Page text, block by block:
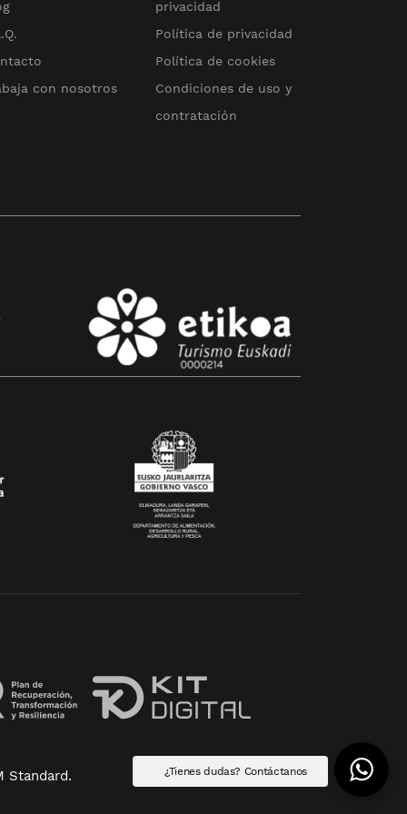
con nosotros
privacidad
Política de privacidad
Política de cookies
Condiciones de uso y
contratación
Standard. ¿Tienes dudas? Contáctanos